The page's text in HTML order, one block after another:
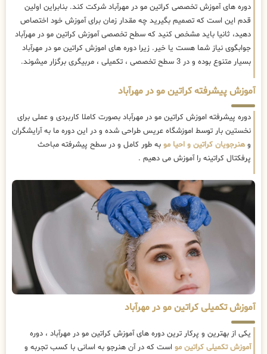
دوره های آموزش تخصصی کراتین مو در مهرآباد شرکت کند. بنابراین اولین
قدم این است که تصمیم بگیرید چه مقدار زمان برای آموزش خود اختصاص
دهید، ثانیا باید مشخص کنید که سطح تخصصی آموزش کراتین مو در مهرآباد
جوابگوی نیاز شما هست یا خیر. زیرا دوره های اموزش کراتین مو در مهرآباد
بسیار متنوع بوده و در 3 سطح تخصصی ، تکمیلی ، مربیگری برگزار میشوند.
آموزش پیشرفته کراتین مو در مهرآباد
دوره پیشرفته اموزش کراتین مو در مهرآباد بصورت کاملا کاربردی و عملی برای
نخستین بار توسط اموزشگاه عریس طراحی شده و در این دوره ما به آرایشگران
و هنرجویان کراتین و احیا مو به طور کامل و در سطح پیشرفته مباحث
پرفکتال کراتینه را آموزش می دهیم .
آموزش تکمیلی کراتین مو در مهرآباد
یکی از بهترین و پرکار ترین دوره های آموزش کراتین مو در مهرآباد ، دوره
آموزش تکمیلی کراتین مو است که در آن هنرجو به اسانی با کسب تجربه و